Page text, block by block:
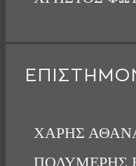
ΧΑΡΗΣ
ΠΟΛΥΜΕΡΗΣ